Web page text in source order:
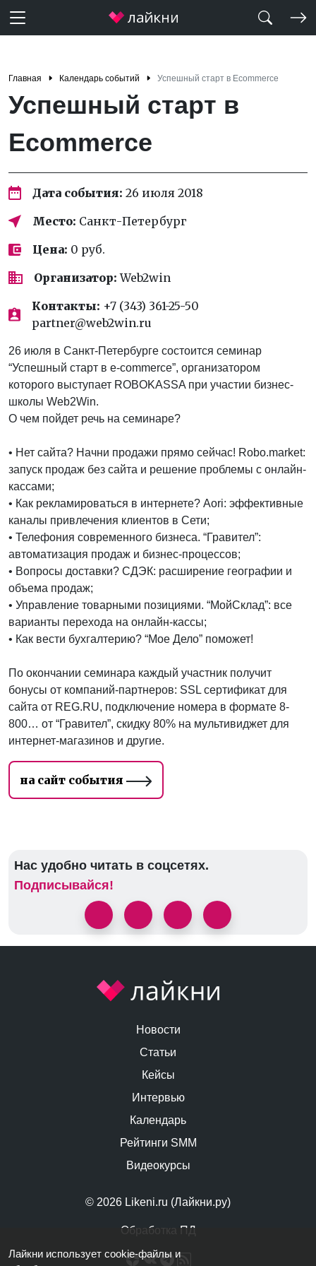
Главная Календарь событий Успешный старт в Ecommerce
Успешный старт в
Ecommerce
Дата события: 26 июля 2018
Место: Санкт-Петербург
Цена: 0 руб.
Организатор: Web2win
Контакты: +7 (343) 361-25-50
partner@web2win.ru
26 июля в Санкт-Петербурге состоится семинар
“Успешный старт в e-commerce”, организатором
которого выступает ROBOKASSA при участии бизнес-
школы Web2Win.
О чем пойдет речь на семинаре?
• Нет сайта? Начни продажи прямо сейчас! Robo.market:
запуск продаж без сайта и решение проблемы с онлайн-
кассами;
• Как рекламироваться в интернете? Aori: эффективные
каналы привлечения клиентов в Сети;
• Телефония современного бизнеса. “Гравител”:
автоматизация продаж и бизнес-процессов;
• Вопросы доставки? СДЭК: расширение географии и
объема продаж;
• Управление товарными позициями. “МойСклад”: все
варианты перехода на онлайн-кассы;
• Как вести бухгалтерию? “Мое Дело” поможет!
По окончании семинара каждый участник получит
бонусы от компаний-партнеров: SSL сертификат для
сайта от REG.RU, подключение номера в формате 8-
800… от “Гравител”, скидку 80% на мультивиджет для
интернет-магазинов и другие.
на сайт события
Нас удобно читать в соцсетях.
Подписывайся!
© 2026 Likeni.ru (Лайкни.ру)
Обработка ПД
Новости
Статьи
Кейсы
Интервью
Календарь
Рейтинги SMM
Видеокурсы
Лайкни использует cookie-файлы и